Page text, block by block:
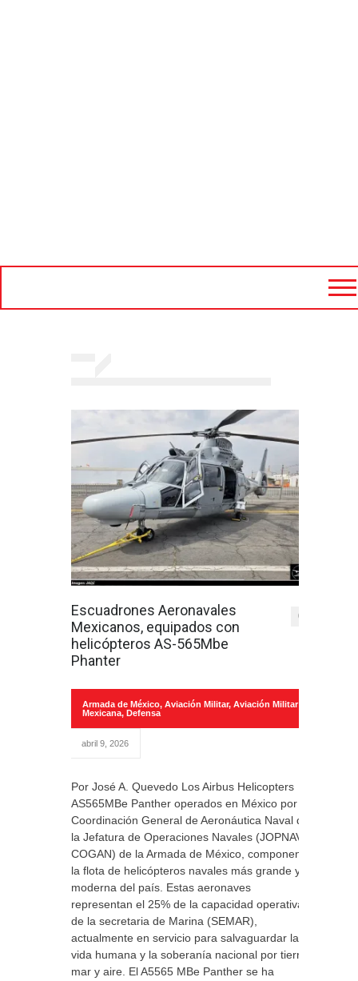
Escuadrones Aeronavales
Mexicanos, equipados con
helicópteros AS-565Mbe
Phanter
0
Armada de México, Aviación Militar, Aviación Militar
Mexicana, Defensa
abril 9, 2026
Por José A. Quevedo Los Airbus Helicopters
AS565MBe Panther operados en México por la
Coordinación General de Aeronáutica Naval de
la Jefatura de Operaciones Navales (JOPNAV
COGAN) de la Armada de México, componen
la flota de helicópteros navales más grande y
moderna del país. Estas aeronaves
representan el 25% de la capacidad operativa
de la secretaria de Marina (SEMAR),
actualmente en servicio para salvaguardar la
vida humana y la soberanía nacional por tierra.
mar y aire. El A5565 MBe Panther se ha